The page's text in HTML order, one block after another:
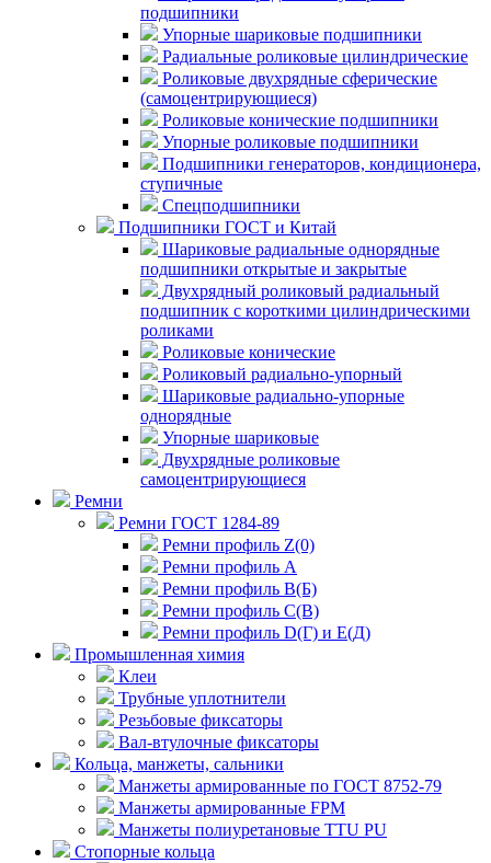
подшипники
Упорные шариковые подшипники
Радиальные роликовые цилиндрические
Роликовые двухрядные сферические
(самоцентрирующиеся)
Роликовые конические подшипники
Упорные роликовые подшипники
Подшипники генераторов, кондиционера,
ступичные
Спецподшипники
Подшипники ГОСТ и Китай
Шариковые радиальные однорядные
подшипники открытые и закрытые
Двухрядный роликовый радиальный
подшипник с короткими цилиндрическими
роликами
Роликовые конические
Роликовый радиально-упорный
Шариковые радиально-упорные
однорядные
Упорные шариковые
Двухрядные роликовые
самоцентрирующиеся
Ремни
Ремни ГОСТ 1284-89
Ремни профиль Z(0)
Ремни профиль А
Ремни профиль В(Б)
Ремни профиль С(В)
Ремни профиль D(Г) и E(Д)
Промышленная химия
Клеи
Трубные уплотнители
Резьбовые фиксаторы
Вал-втулочные фиксаторы
Кольца, манжеты, сальники
Манжеты армированные по ГОСТ 8752-79
Манжеты армированные FPM
Манжеты полиуретановые TTU PU
Стопорные кольца